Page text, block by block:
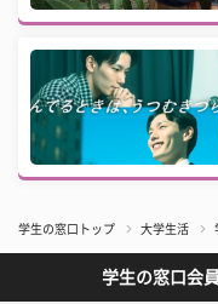
学生の窓口トップ 大学生活
学生の窓口会